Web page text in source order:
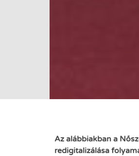
Az alábbiakban a
redigitalizálása